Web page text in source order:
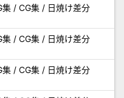
集 / CG集 / 日焼け差分
集 / CG集 / 日焼け差分
集 / CG集 / 日焼け差分